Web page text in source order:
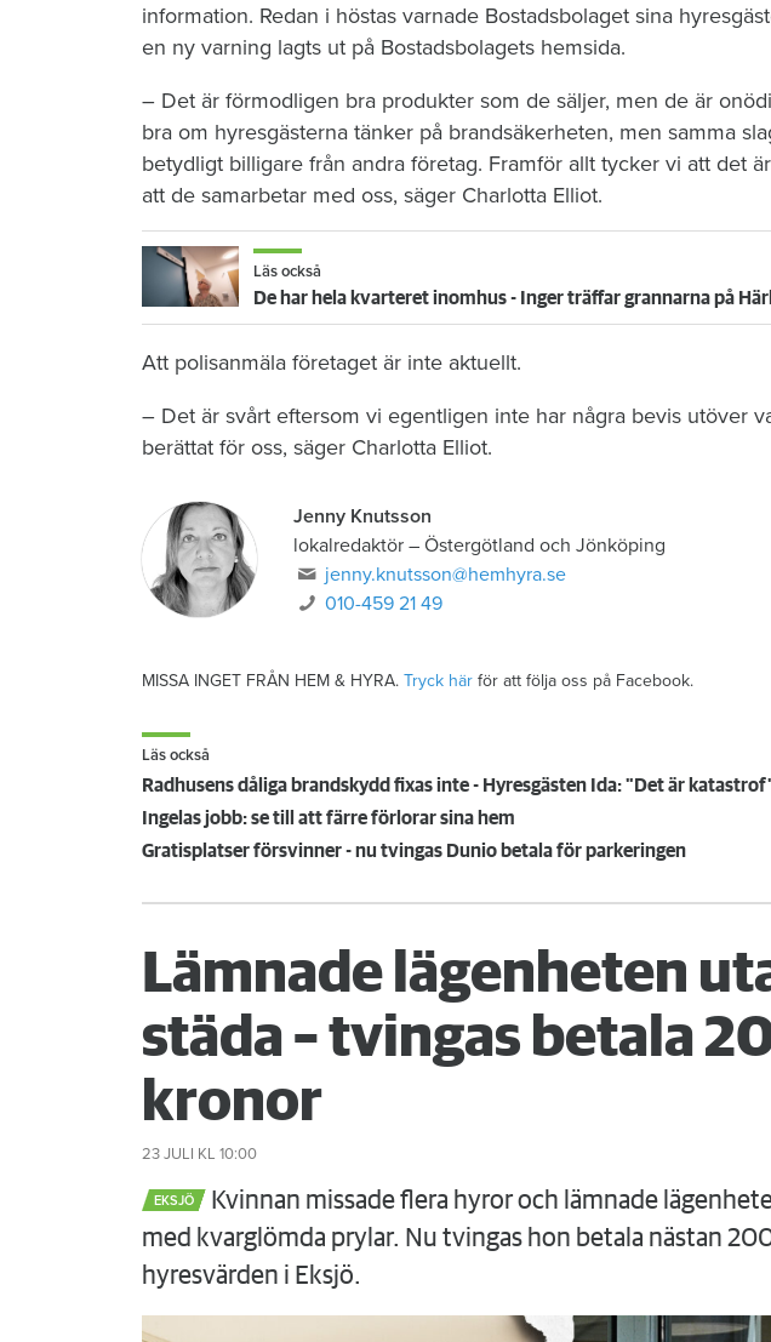
information. Redan i höstas varnade Bostadsbolaget sina
en ny varning lagts ut på Bostadsbolagets hemsida.
– Det är förmodligen bra produkter som de säljer, men de är
bra om hyresgästerna tänker på brandsäkerheten, men samma
betydligt billigare från andra företag. Framför allt tycker vi att det
att de samarbetar med oss, säger Charlotta Elliot.
Läs också
De har hela kvarteret inomhus - Inger träffar grannarna på
Att polisanmäla företaget är inte aktuellt.
– Det är svårt eftersom vi egentligen inte har några bevis utöver
berättat för oss, säger Charlotta Elliot.
Jenny Knutsson
lokalredaktör – Östergötland och Jönköping
jenny.knutsson@hemhyra.se
010-459 21 49
MISSA INGET FRÅN HEM & HYRA. Tryck här för att följa oss på Facebook.
Läs också
Radhusens dåliga brandskydd fixas inte - Hyresgästen Ida: "Det är
Ingelas jobb: se till att färre förlorar sina hem
Gratisplatser försvinner - nu tvingas Dunio betala för parkeringen
Lämnade lägenheten
städa – tvingas betala
kronor
23 JULI KL 10:00
EKSJÖ
Kvinnan missade flera hyror och lämnade
med kvarglömda prylar. Nu tvingas hon betala nästan
hyresvärden i Eksjö.